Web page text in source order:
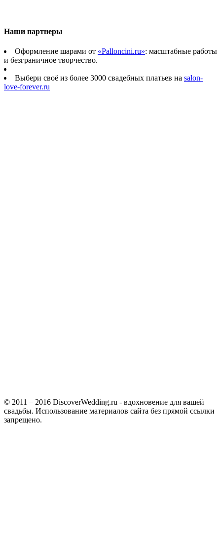
Наши партнеры
Оформление шарами от «Palloncini.ru»: масштабные работы
и безграничное творчество.
Выбери своё из более 3000 свадебных платьев на salon-
love-forever.ru
© 2011 – 2016 DiscoverWedding.ru - вдохновение для вашей
свадьбы. Использование материалов сайта без прямой ссылки
запрещено.